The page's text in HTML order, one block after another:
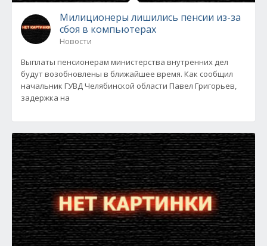
Милиционеры лишились пенсии из-за
сбоя в компьютерах
Новости
Выплаты пенсионерам министерства внутренних дел
будут возобновлены в ближайшее время. Как сообщил
начальник ГУВД Челябинской области Павел Григорьев,
задержка на